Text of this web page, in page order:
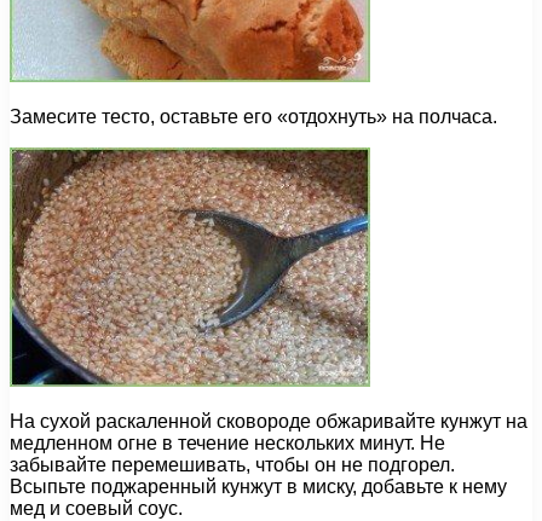
Замесите тесто, оставьте его «отдохнуть» на полчаса.
На сухой раскаленной сковороде обжаривайте кунжут на
медленном огне в течение нескольких минут. Не
забывайте перемешивать, чтобы он не подгорел.
Всыпьте поджаренный кунжут в миску, добавьте к нему
мед и соевый соус.